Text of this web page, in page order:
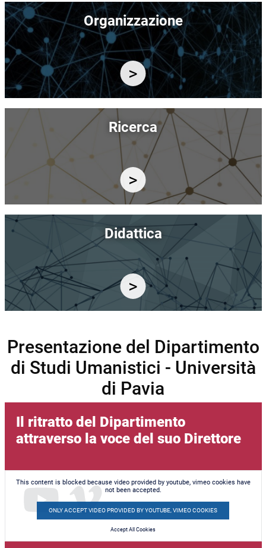
Immagine
Organizzazione
Immagine
Ricerca
Immagine
Didattica
Presentazione del Dipartimento
di Studi Umanistici - Università
di Pavia
Il ritratto del Dipartimento
attraverso la voce del suo Direttore
This content is blocked because video provided by youtube, vimeo cookies have
not been accepted.
ONLY ACCEPT VIDEO PROVIDED BY YOUTUBE, VIMEO COOKIES
Accept All Cookies